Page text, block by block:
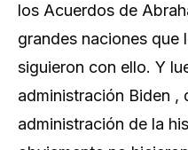
los Acuerdos de
grandes naciones que
siguieron con ello. Y
administración Biden ,
administración de la